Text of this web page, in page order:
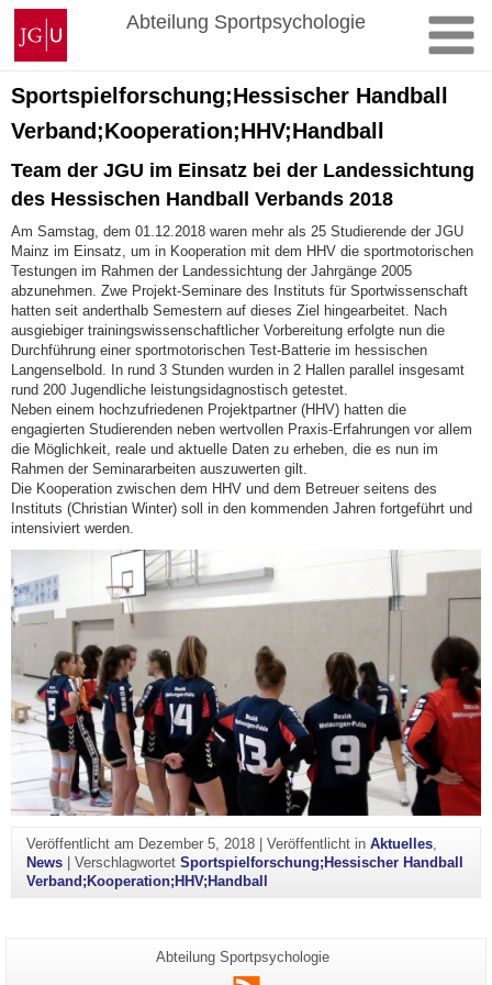
Zum
Inhalt
springen
Johannes
Gutenberg-
Universität
Mainz
Abteilung Sportpsychologie
Sportspielforschung;Hessischer Handball
Verband;Kooperation;HHV;Handball
Team der JGU im Einsatz bei der Landessichtung
des Hessischen Handball Verbands 2018
Am Samstag, dem 01.12.2018 waren mehr als 25 Studierende der JGU
Mainz im Einsatz, um in Kooperation mit dem HHV die sportmotorischen
Testungen im Rahmen der Landessichtung der Jahrgänge 2005
abzunehmen. Zwe Projekt-Seminare des Instituts für Sportwissenschaft
hatten seit anderthalb Semestern auf dieses Ziel hingearbeitet. Nach
ausgiebiger trainingswissenschaftlicher Vorbereitung erfolgte nun die
Durchführung einer sportmotorischen Test-Batterie im hessischen
Langenselbold. In rund 3 Stunden wurden in 2 Hallen parallel insgesamt
rund 200 Jugendliche leistungsidagnostisch getestet.
Neben einem hochzufriedenen Projektpartner (HHV) hatten die
engagierten Studierenden neben wertvollen Praxis-Erfahrungen vor allem
die Möglichkeit, reale und aktuelle Daten zu erheben, die es nun im
Rahmen der Seminararbeiten auszuwerten gilt.
Die Kooperation zwischen dem HHV und dem Betreuer seitens des
Instituts (Christian Winter) soll in den kommenden Jahren fortgeführt und
intensiviert werden.
Veröffentlicht am Dezember 5, 2018| Veröffentlicht in Aktuelles,
News| Verschlagwortet Sportspielforschung;Hessischer Handball
Verband;Kooperation;HHV;Handball
Zusätzliche
Informationen
Seiten-
Abteilung Sportpsychologie